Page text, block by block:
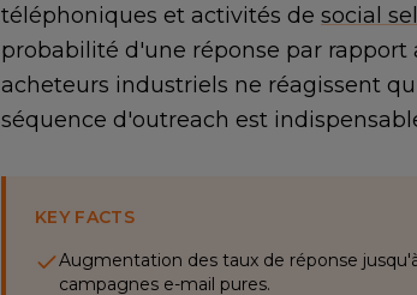
téléphoniques et activités de social
probabilité d'une réponse par rapport
acheteurs industriels ne réagissent
séquence d'outreach est
KEY FACTS
Augmentation des taux de réponse
campagnes e-mail pures.